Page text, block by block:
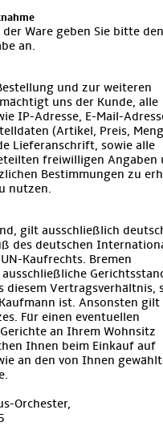
Ware geben Sie bitte den
an.
und zur weiteren
uns der Kunde, alle
IP-Adresse, E-Mail-
(Artikel, Preis,
Lieferanschrift, sowie alle
freiwilligen Angaben
Bestimmungen zu
nutzen.
gilt ausschließlich
des deutschen
Kaufrechts. Bremen
diesem Vertragsverhältnis,
ist. Ansonsten gilt
Für einen eventuellen
an Ihrem Wohnsitz
Ihnen beim Einkauf auf
an den von Ihnen
Orchester,